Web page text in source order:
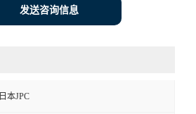
发送咨询信息
日本JPC